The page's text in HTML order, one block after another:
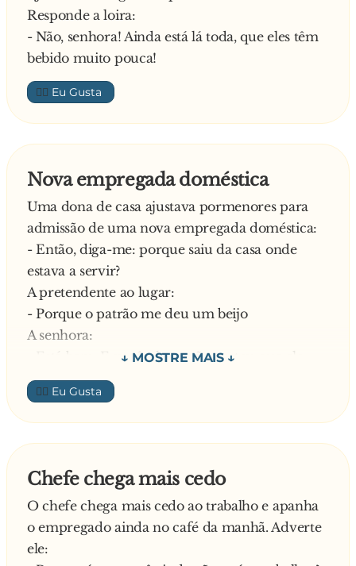
Responde a loira:
- Não, senhora! Ainda está lá toda, que eles têm
bebido muito pouca!
👍🏼
Nova empregada doméstica
Uma dona de casa ajustava pormenores para
admissão de uma nova empregada doméstica:
- Então, diga-me: porque saiu da casa onde
estava a servir?
A pretendente ao lugar:
- Porque o patrão me deu um beijo
A senhora:
- Está bem. E você, claro, não gostou que ele
tivesse feito isso!
A pretendente:
- Eu, cá por mim, não me importei. A outra
senhora é que viu
👍🏼
Chefe chega mais cedo
O chefe chega mais cedo ao trabalho e apanha
o empregado ainda no café da manhã. Adverte
ele: